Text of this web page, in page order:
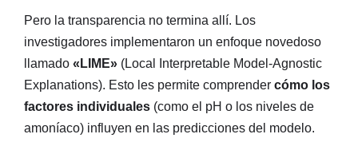
Pero la transparencia no termina allí. Los
investigadores implementaron un enfoque novedoso
llamado «LIME» (Local Interpretable Model-Agnostic
Explanations). Esto les permite comprender cómo los
factores individuales (como el pH o los niveles de
amoníaco) influyen en las predicciones del modelo.